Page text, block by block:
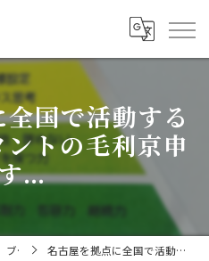
国で活動する
トの毛利京申
...
ブログ 名古屋を拠点に全国で活動する経営コンサルタントの毛利京申です...